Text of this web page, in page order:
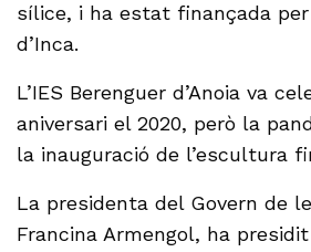
sílice, i ha estat finançada
d’Inca.
L’IES Berenguer d’Anoia va
aniversari el 2020, però la
la inauguració de l’escultura
La presidenta del Govern de
Francina Armengol, ha